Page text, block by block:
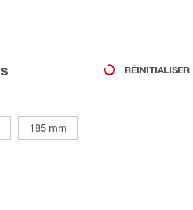
RÉINITIALISER
185 mm